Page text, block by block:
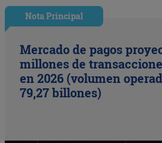
Nota Principal
Mercado de pagos
millones de
en 2026 (volumen
79,27 billones)